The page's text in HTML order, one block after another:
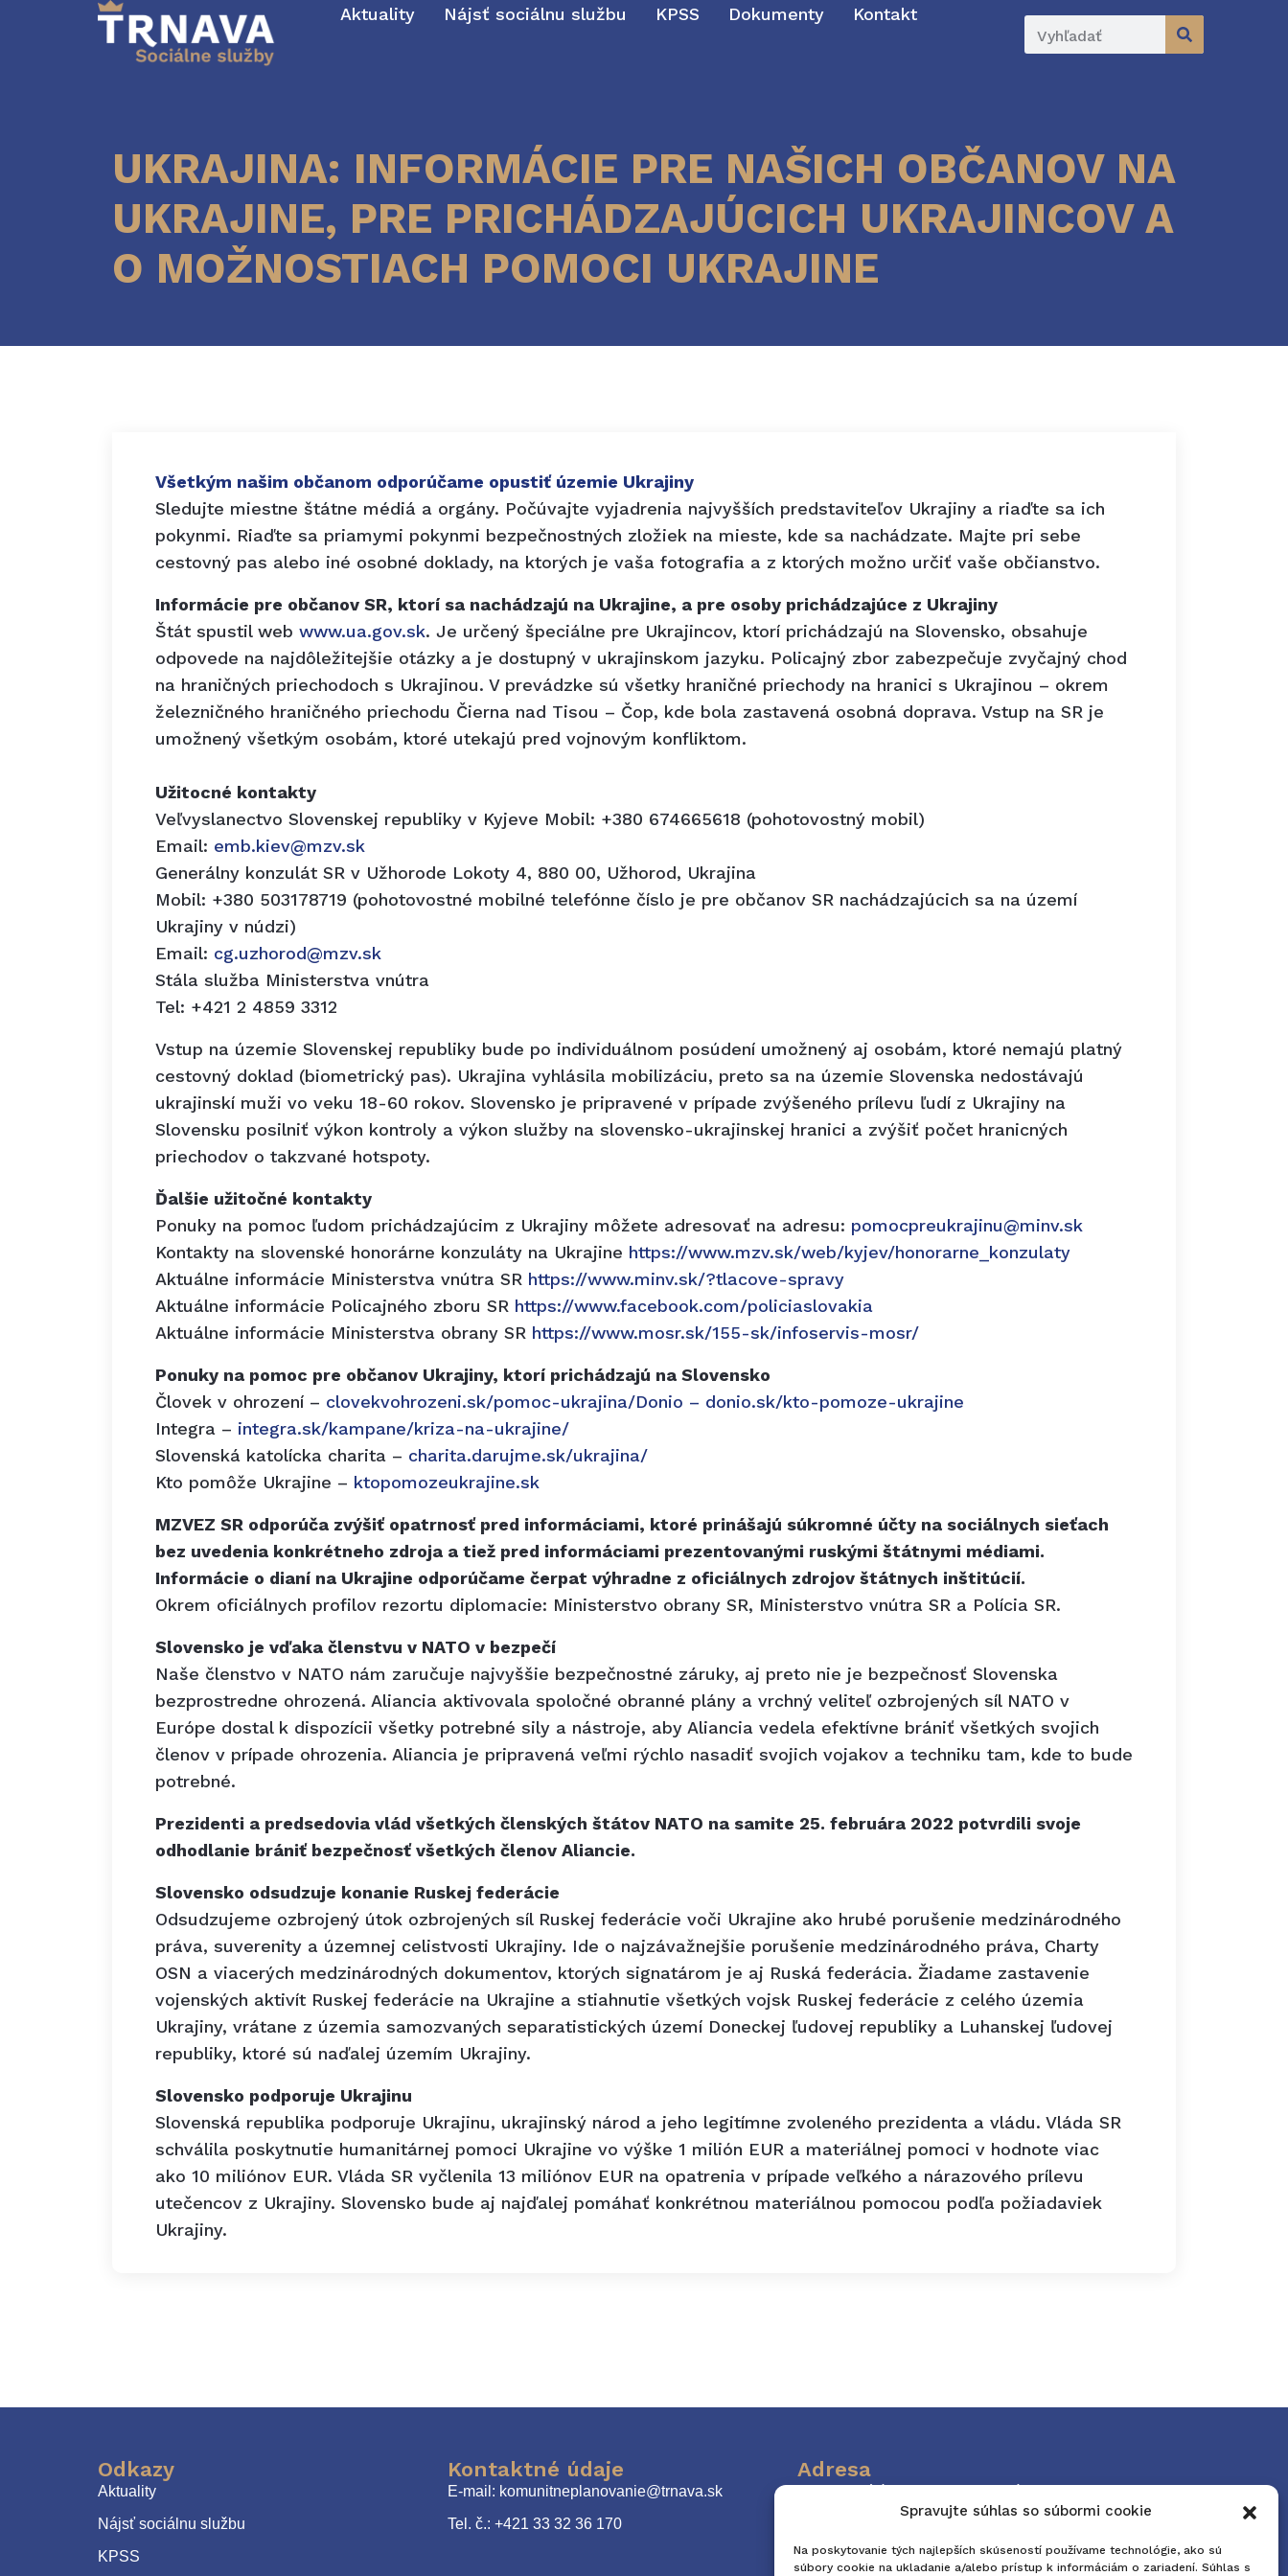
Spravujte súhlas so súbormi cookie
Na poskytovanie tých najlepších skúseností používame technológie, ako sú
súbory cookie na ukladanie a/alebo prístup k informáciám o zariadení. Súhlas s
Aktuality Nájsť sociálnu službu KPSS Dokumenty Kontakt
UKRAJINA: INFORMÁCIE PRE NAŠICH OBČANOV NA
UKRAJINE, PRE PRICHÁDZAJÚCICH UKRAJINCOV A
O MOŽNOSTIACH POMOCI UKRAJINE
Všetkým našim občanom odporúčame opustiť územie Ukrajiny
Sledujte miestne štátne médiá a orgány. Počúvajte vyjadrenia najvyšších predstaviteľov Ukrajiny a riaďte sa ich
pokynmi. Riaďte sa priamymi pokynmi bezpečnostných zložiek na mieste, kde sa nachádzate. Majte pri sebe
cestovný pas alebo iné osobné doklady, na ktorých je vaša fotografia a z ktorých možno určiť vaše občianstvo.
Informácie pre občanov SR, ktorí sa nachádzajú na Ukrajine, a pre osoby prichádzajúce z Ukrajiny
Štát spustil web www.ua.gov.sk. Je určený špeciálne pre Ukrajincov, ktorí prichádzajú na Slovensko, obsahuje
odpovede na najdôležitejšie otázky a je dostupný v ukrajinskom jazyku. Policajný zbor zabezpečuje zvyčajný chod
na hraničných priechodoch s Ukrajinou. V prevádzke sú všetky hraničné priechody na hranici s Ukrajinou – okrem
železničného hraničného priechodu Čierna nad Tisou – Čop, kde bola zastavená osobná doprava. Vstup na SR je
umožnený všetkým osobám, ktoré utekajú pred vojnovým konfliktom.
Užitocné kontakty
Veľvyslanectvo Slovenskej republiky v Kyjeve Mobil: +380 674665618 (pohotovostný mobil)
Email: emb.kiev@mzv.sk
Generálny konzulát SR v Užhorode Lokoty 4, 880 00, Užhorod, Ukrajina
Mobil: +380 503178719 (pohotovostné mobilné telefónne číslo je pre občanov SR nachádzajúcich sa na území
Ukrajiny v núdzi)
Email: cg.uzhorod@mzv.sk
Stála služba Ministerstva vnútra
Tel: +421 2 4859 3312
Vstup na územie Slovenskej republiky bude po individuálnom posúdení umožnený aj osobám, ktoré nemajú platný
cestovný doklad (biometrický pas). Ukrajina vyhlásila mobilizáciu, preto sa na územie Slovenska nedostávajú
ukrajinskí muži vo veku 18-60 rokov. Slovensko je pripravené v prípade zvýšeného prílevu ľudí z Ukrajiny na
Slovensku posilniť výkon kontroly a výkon služby na slovensko-ukrajinskej hranici a zvýšiť počet hranicných
priechodov o takzvané hotspoty.
Ďalšie užitočné kontakty
Ponuky na pomoc ľudom prichádzajúcim z Ukrajiny môžete adresovať na adresu: pomocpreukrajinu@minv.sk
Kontakty na slovenské honorárne konzuláty na Ukrajine https://www.mzv.sk/web/kyjev/honorarne_konzulaty
Aktuálne informácie Ministerstva vnútra SR https://www.minv.sk/?tlacove-spravy
Aktuálne informácie Policajného zboru SR https://www.facebook.com/policiaslovakia
Aktuálne informácie Ministerstva obrany SR https://www.mosr.sk/155-sk/infoservis-mosr/
Ponuky na pomoc pre občanov Ukrajiny, ktorí prichádzajú na Slovensko
Človek v ohrození – clovekvohrozeni.sk/pomoc-ukrajina/Donio – donio.sk/kto-pomoze-ukrajine
Integra – integra.sk/kampane/kriza-na-ukrajine/
Slovenská katolícka charita – charita.darujme.sk/ukrajina/
Kto pomôže Ukrajine – ktopomozeukrajine.sk
MZVEZ SR odporúča zvýšiť opatrnosť pred informáciami, ktoré prinášajú súkromné účty na sociálnych sieťach
bez uvedenia konkrétneho zdroja a tiež pred informáciami prezentovanými ruskými štátnymi médiami.
Informácie o dianí na Ukrajine odporúčame čerpat výhradne z oficiálnych zdrojov štátnych inštitúcií.
Okrem oficiálnych profilov rezortu diplomacie: Ministerstvo obrany SR, Ministerstvo vnútra SR a Polícia SR.
Slovensko je vďaka členstvu v NATO v bezpečí
Naše členstvo v NATO nám zaručuje najvyššie bezpečnostné záruky, aj preto nie je bezpečnosť Slovenska
bezprostredne ohrozená. Aliancia aktivovala spoločné obranné plány a vrchný veliteľ ozbrojených síl NATO v
Európe dostal k dispozícii všetky potrebné sily a nástroje, aby Aliancia vedela efektívne brániť všetkých svojich
členov v prípade ohrozenia. Aliancia je pripravená veľmi rýchlo nasadiť svojich vojakov a techniku tam, kde to bude
potrebné.
Prezidenti a predsedovia vlád všetkých členských štátov NATO na samite 25. februára 2022 potvrdili svoje
odhodlanie brániť bezpečnosť všetkých členov Aliancie.
Slovensko odsudzuje konanie Ruskej federácie
Odsudzujeme ozbrojený útok ozbrojených síl Ruskej federácie voči Ukrajine ako hrubé porušenie medzinárodného
práva, suverenity a územnej celistvosti Ukrajiny. Ide o najzávažnejšie porušenie medzinárodného práva, Charty
OSN a viacerých medzinárodných dokumentov, ktorých signatárom je aj Ruská federácia. Žiadame zastavenie
vojenských aktivít Ruskej federácie na Ukrajine a stiahnutie všetkých vojsk Ruskej federácie z celého územia
Ukrajiny, vrátane z územia samozvaných separatistických území Doneckej ľudovej republiky a Luhanskej ľudovej
republiky, ktoré sú naďalej územím Ukrajiny.
Slovensko podporuje Ukrajinu
Slovenská republika podporuje Ukrajinu, ukrajinský národ a jeho legitímne zvoleného prezidenta a vládu. Vláda SR
schválila poskytnutie humanitárnej pomoci Ukrajine vo výške 1 milión EUR a materiálnej pomoci v hodnote viac
ako 10 miliónov EUR. Vláda SR vyčlenila 13 miliónov EUR na opatrenia v prípade veľkého a nárazového prílevu
utečencov z Ukrajiny. Slovensko bude aj najďalej pomáhať konkrétnou materiálnou pomocou podľa požiadaviek
Ukrajiny.
Odkazy
Aktuality
Nájsť sociálnu službu
KPSS
Kontaktné údaje
E-mail: komunitneplanovanie@trnava.sk
Tel. č.: +421 33 32 36 170
Adresa